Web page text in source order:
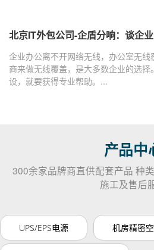
北京IT外包公司-企盾分响：谈企
企业办公离不开网络无线，办公室无
商来做无线覆盖，是大多数企业的选
设，就要获得专业帮助。...
产品中
300余家品牌商直供配套产品 种
施工及售后
UPS/EPS电源 机房精密